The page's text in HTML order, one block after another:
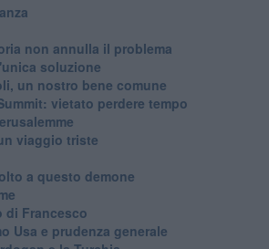
non annulla il problema
soluzione
un nostro bene comune
vietato perdere tempo
viaggio triste
a questo demone
di Francesco
Usa e prudenza generale